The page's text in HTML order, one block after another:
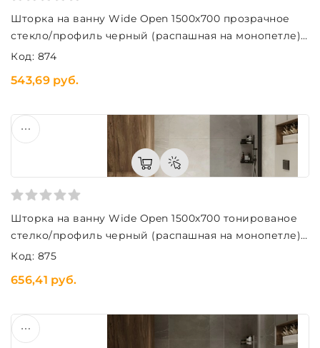
Шторка на ванну Wide Open 1500х700 прозрачное
стекло/профиль черный (распашная на монопетле)
1500х700
Код: 874
543,69 руб.
Шторка на ванну Wide Open 1500х700 тонированое
стелко/профиль черный (распашная на монопетле)
1500х700
Код: 875
656,41 руб.